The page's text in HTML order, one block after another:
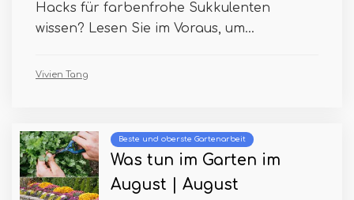
Hacks für farbenfrohe Sukkulenten
wissen? Lesen Sie im Voraus, um...
Vivien Tang
Beste und oberste Gartenarbeit
Was tun im Garten im
August | August